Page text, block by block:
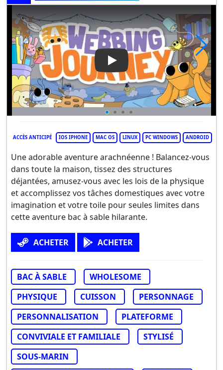
Play Video: A Webbing
ACCÈS ANTICIPÉ IOS IPHONE MAC OS LINUX PC WINDOWS ANDROID
Une adorable aventure arachnéenne ! Balancez-vous
dans toute la maison, tissez des structures
déjantées, amusez-vous avec les lois de la physique
et accomplissez vos tâches domestiques avec votre
imagination et votre toile pour seules limites dans
cette aventure bac à sable hilarante.
ACHETER ACHETER
BAC À SABLE
WHOLESOME
PHYSIQUE
CUISSON
PERSONNAGE
PERSONNALISATION
PLATEFORME
CONVIVIALE ET FAMILIALE
STYLISÉ
SOUS-MARIN